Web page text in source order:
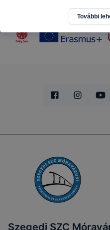
Szegedi SZC
További